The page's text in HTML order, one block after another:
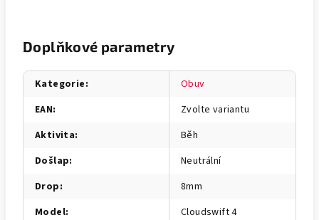
Doplňkové parametry
Kategorie:
Obuv
EAN:
Zvolte variantu
Aktivita:
Běh
Došlap:
Neutrální
Drop:
8mm
Model:
Cloudswift 4